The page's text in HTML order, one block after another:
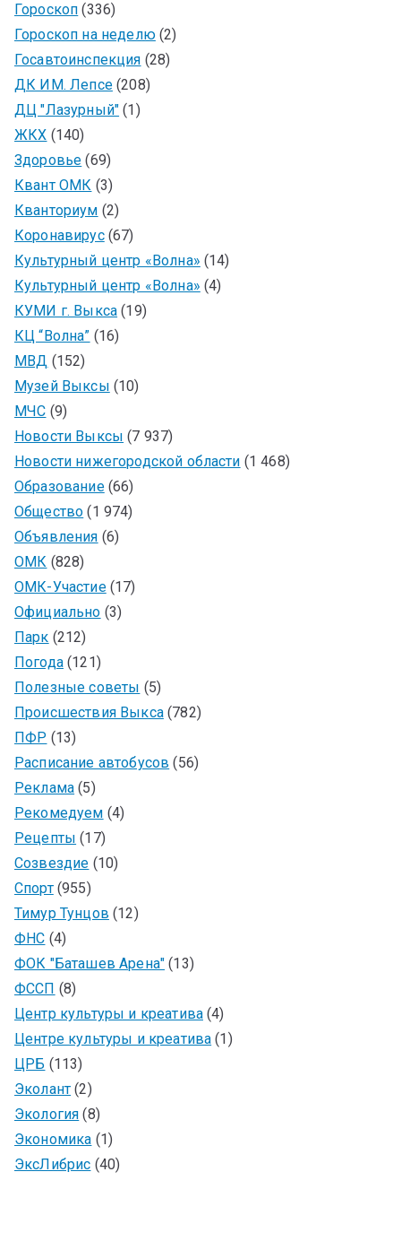
Гороскоп (336)
Гороскоп на неделю(2)
Госавтоинспекция (28)
ДК ИМ. Лепсе(208)
ДЦ "Лазурный" (1)
ЖКХ (140)
Здоровье (69)
Квант ОМК (3)
Кванториум (2)
Коронавирус(67)
Культурный центр «Волна» (14)
Культурный центр «Волна» (4)
КУМИ г. Выкса (19)
КЦ “Волна” (16)
МВД (152)
Музей Выксы (10)
МЧС (9)
Новости Выксы (7 937)
Новости нижегородской области (1 468)
Образование(66)
Общество (1 974)
Объявления (6)
ОМК (828)
ОМК-Участие(17)
Официально (3)
Парк (212)
Погода(121)
Полезные советы (5)
Происшествия Выкса(782)
ПФР (13)
Расписание автобусов (56)
Реклама (5)
Рекомедуем (4)
Рецепты (17)
Созвездие (10)
Спорт(955)
Тимур Тунцов (12)
ФНС (4)
ФОК "Баташев Арена" (13)
ФССП (8)
Центр культуры и креатива (4)
Центре культуры и креатива (1)
ЦРБ (113)
Эколант (2)
Экология (8)
Экономика (1)
ЭксЛибрис (40)